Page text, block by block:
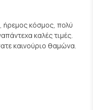
ήρεμος κόσμος, πολύ
καλές τιμές.
καινούριο θαμώνα.